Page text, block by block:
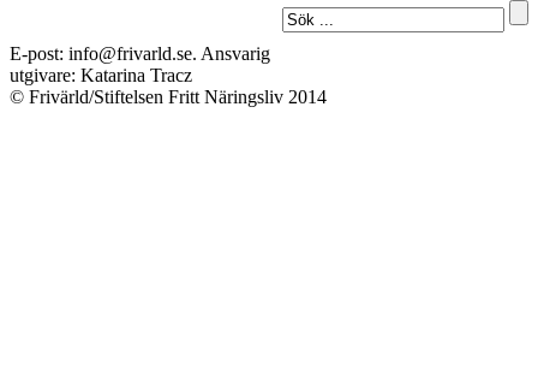
E-post: info@frivarld.se. Ansvarig
utgivare: Katarina Tracz
© Frivärld/Stiftelsen Fritt Näringsliv 2014